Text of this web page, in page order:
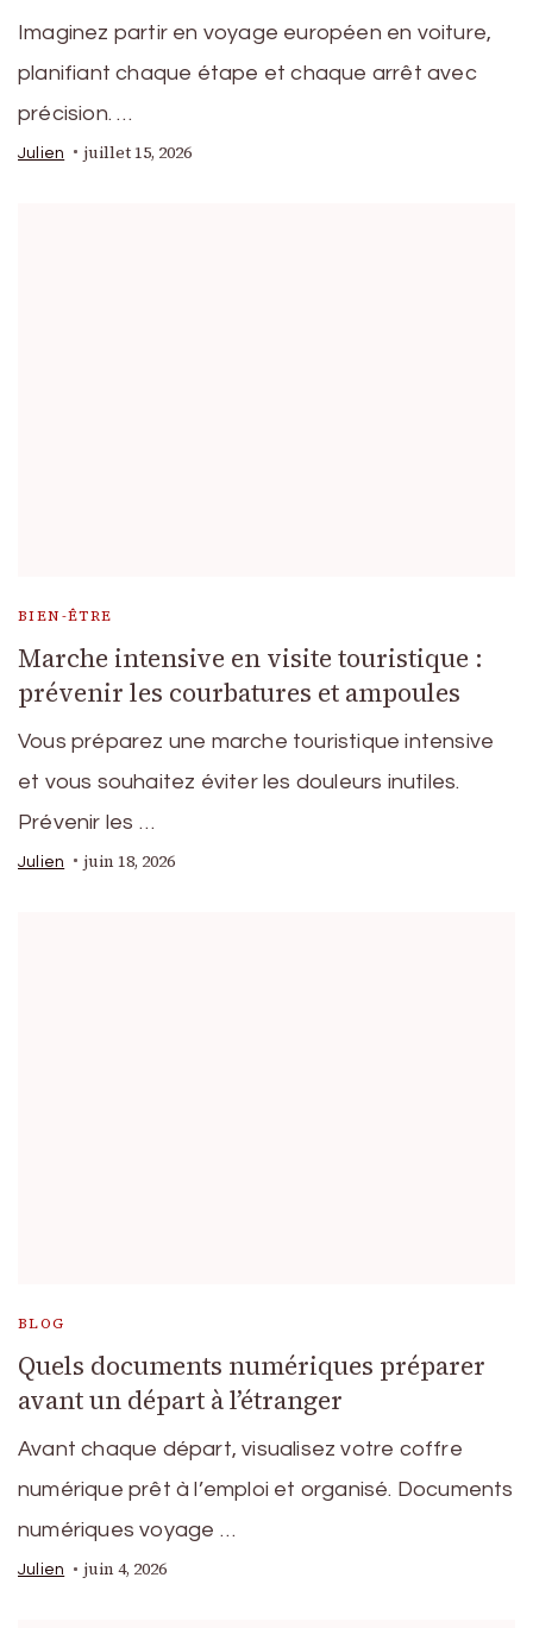
Imaginez partir en voyage européen en voiture,
planifiant chaque étape et chaque arrêt avec
précision. …
Julien juillet 15, 2026
BIEN-ÊTRE
Marche intensive en visite touristique :
prévenir les courbatures et ampoules
Vous préparez une marche touristique intensive
et vous souhaitez éviter les douleurs inutiles.
Prévenir les …
Julien juin 18, 2026
BLOG
Quels documents numériques préparer
avant un départ à l’étranger
Avant chaque départ, visualisez votre coffre
numérique prêt à l’emploi et organisé. Documents
numériques voyage …
Julien juin 4, 2026